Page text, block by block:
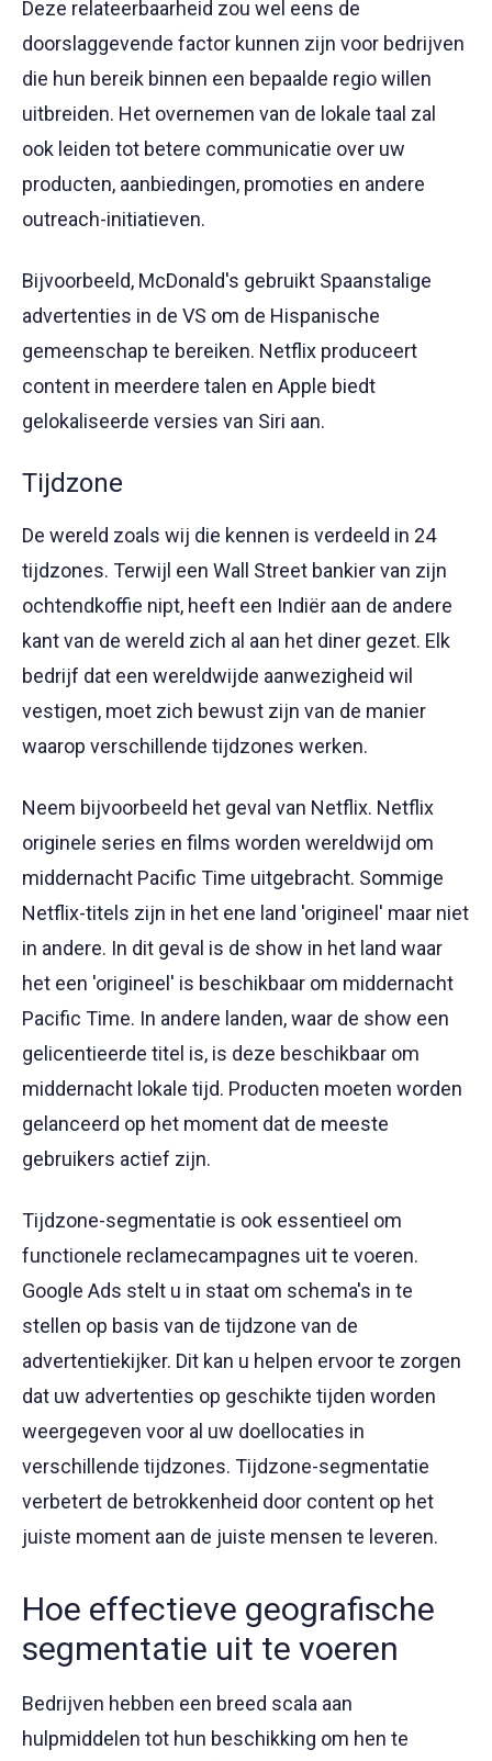
Deze relateerbaarheid zou wel eens de
doorslaggevende factor kunnen zijn voor bedrijven
die hun bereik binnen een bepaalde regio willen
uitbreiden. Het overnemen van de lokale taal zal
ook leiden tot betere communicatie over uw
producten, aanbiedingen, promoties en andere
outreach-initiatieven.
Bijvoorbeeld, McDonald's gebruikt Spaanstalige
advertenties in de VS om de Hispanische
gemeenschap te bereiken. Netflix produceert
content in meerdere talen en Apple biedt
gelokaliseerde versies van Siri aan.
Tijdzone
De wereld zoals wij die kennen is verdeeld in 24
tijdzones. Terwijl een Wall Street bankier van zijn
ochtendkoffie nipt, heeft een Indiër aan de andere
kant van de wereld zich al aan het diner gezet. Elk
bedrijf dat een wereldwijde aanwezigheid wil
vestigen, moet zich bewust zijn van de manier
waarop verschillende tijdzones werken.
Neem bijvoorbeeld het geval van Netflix. Netflix
originele series en films worden wereldwijd om
middernacht Pacific Time uitgebracht. Sommige
Netflix-titels zijn in het ene land 'origineel' maar niet
in andere. In dit geval is de show in het land waar
het een 'origineel' is beschikbaar om middernacht
Pacific Time. In andere landen, waar de show een
gelicentieerde titel is, is deze beschikbaar om
middernacht lokale tijd. Producten moeten worden
gelanceerd op het moment dat de meeste
gebruikers actief zijn.
Tijdzone-segmentatie is ook essentieel om
functionele reclamecampagnes uit te voeren.
Google Ads stelt u in staat om schema's in te
stellen op basis van de tijdzone van de
advertentiekijker. Dit kan u helpen ervoor te zorgen
dat uw advertenties op geschikte tijden worden
weergegeven voor al uw doellocaties in
verschillende tijdzones. Tijdzone-segmentatie
verbetert de betrokkenheid door content op het
juiste moment aan de juiste mensen te leveren.
Hoe effectieve geografische
segmentatie uit te voeren
Bedrijven hebben een breed scala aan
hulpmiddelen tot hun beschikking om hen te